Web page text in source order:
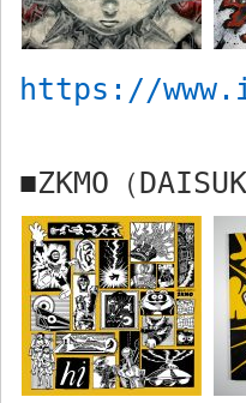
https://
■ZKMO （